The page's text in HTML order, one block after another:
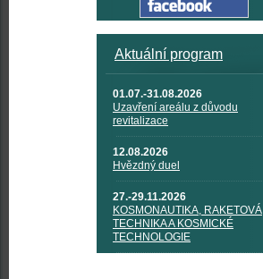
Aktuální program
01.07.-31.08.2026
Uzavření areálu z důvodu
revitalizace
12.08.2026
Hvězdný duel
27.-29.11.2026
KOSMONAUTIKA, RAKETOVÁ
TECHNIKA A KOSMICKÉ
TECHNOLOGIE